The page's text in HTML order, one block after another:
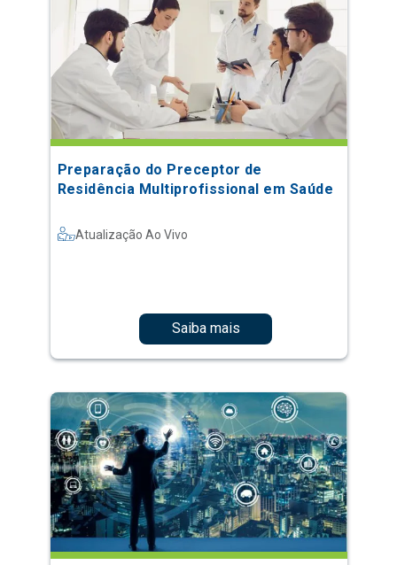
Preparação do Preceptor de
Residência Multiprofissional em Saúde
Atualização Ao Vivo
Saiba mais